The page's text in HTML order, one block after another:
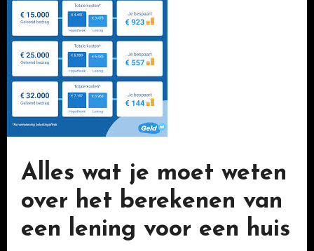
Alles wat je moet weten
over het berekenen van
een lening voor een huis